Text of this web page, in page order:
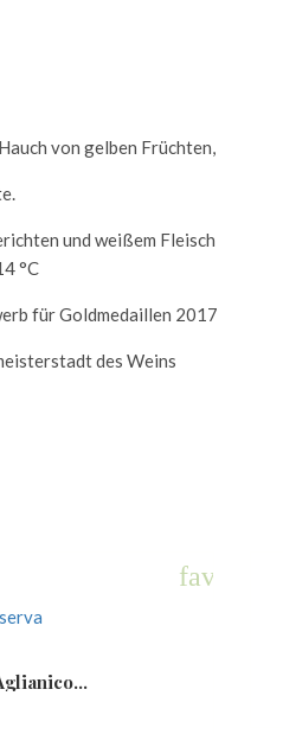
von gelben Früchten,
und weißem Fleisch
°C
für Goldmedaillen 2017
des Weins
favorite